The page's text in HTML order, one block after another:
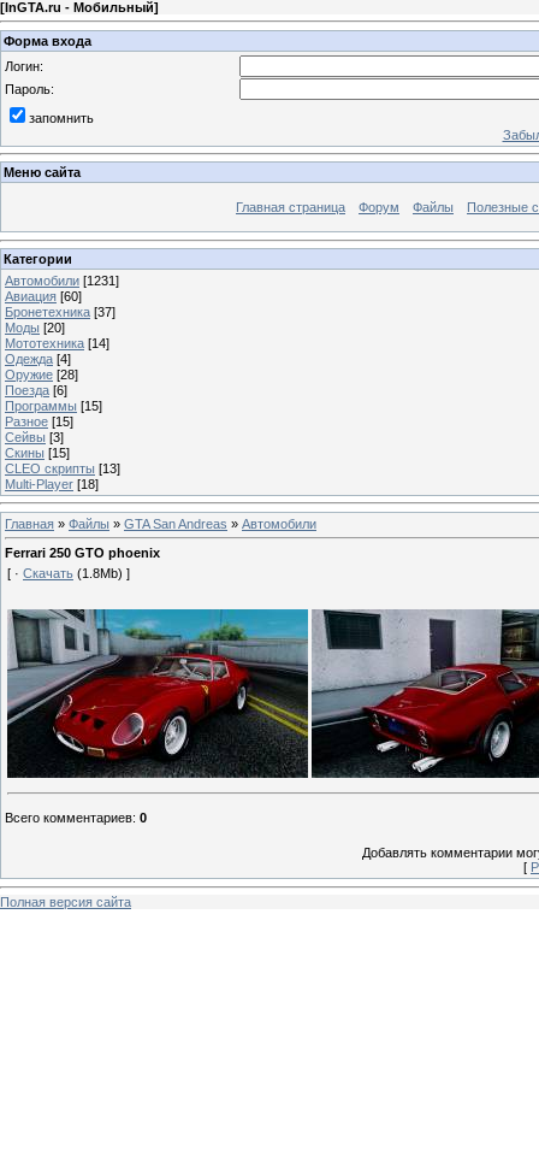
[InGTA.ru - Мобильный]
Форма входа
Логин:
Пароль:
запомнить
Меню сайта
Главная страница Форум Файлы Полезные
Категории
Автомобили [1231]
Авиация [60]
Бронетехника [37]
Моды [20]
Мототехника [14]
Одежда [4]
Оружие [28]
Поезда [6]
Программы [15]
Разное [15]
Сейвы [3]
Скины [15]
CLEO скрипты [13]
Multi-Player [18]
Главная » Файлы » GTA San Andreas » Автомобили
Ferrari 250 GTO phoenix
[ · Скачать (1.8Mb) ]
Всего комментариев: 0
Добавлять комментарии
[
Полная версия сайта